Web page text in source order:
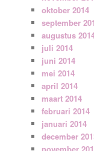
oktober 2014
september
augustus
juli 2014
juni 2014
mei 2014
april 2014
maart 2014
februari 2014
januari 2014
december